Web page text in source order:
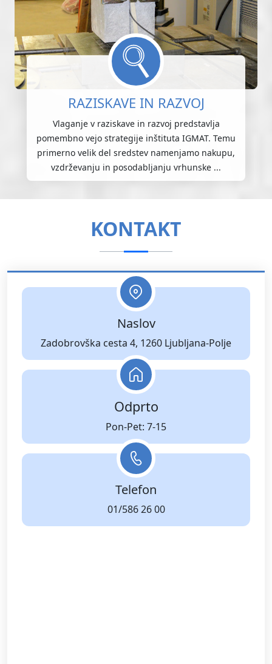
RAZISKAVE IN RAZVOJ
Vlaganje v raziskave in razvoj predstavlja
pomembno vejo strategije inštituta IGMAT. Temu
primerno velik del sredstev namenjamo nakupu,
vzdrževanju in posodabljanju vrhunske ...
KONTAKT
Naslov
Zadobrovška cesta 4, 1260 Ljubljana-Polje
Odprto
Pon-Pet: 7-15
Telefon
01/586 26 00